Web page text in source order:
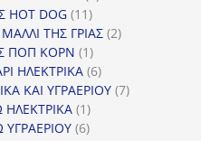
DOG 1111
προϊόντα
ΤΗΣ ΓΡΙΑΣ 22
ΠΟΠ ΚΟΡΝ 11
προϊόν
ΗΛΕΚΤΡΙΚΑ 66
προϊόντα
ΚΑΙ ΥΓΡΑΕΡΙΟΥ 77
ΗΛΕΚΤΡΙΚΑ 11
προϊόν
ΥΓΡΑΕΡΙΟΥ 66